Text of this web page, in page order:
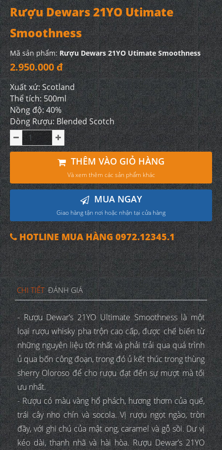
Rượu Dewars 21YO Utimate
Smoothness
Mã sản phẩm:Rượu Dewars 21YO Utimate Smoothness
2.950.000 đ
Xuất xứ: Scotland
Thể tích: 500ml
Nồng độ: 40%
Dòng Rượu: Blended Scotch
THÊM VÀO GIỎ HÀNG
Và xem thêm các sản phẩm khác
MUA NGAY
Giao hàng tận nơi hoặc nhận tại cửa hàng
HOTLINE MUA HÀNG 0972.12345.1
CHI TIẾT ĐÁNH GIÁ
- Rượu Dewar’s 21YO Ultimate Smoothness là một
loại rượu whisky pha trộn cao cấp, được chế biến từ
những nguyên liệu tốt nhất và phải trải qua quá trình
ủ qua bốn công đoạn, trong đó ủ kết thúc trong thùng
sherry Oloroso để cho rượu đạt đến sự mượt mà tối
ưu nhất.
- Rượu có màu vàng hổ phách, hương thơm của quế,
trái cây nho chín và socola. Vị rượu ngọt ngào, tròn
đầy, với ghi chú của mật ong, caramel và gỗ sồi. Dư vị
kéo dài, thanh nhã và hài hòa. Rượu Dewar’s 21YO